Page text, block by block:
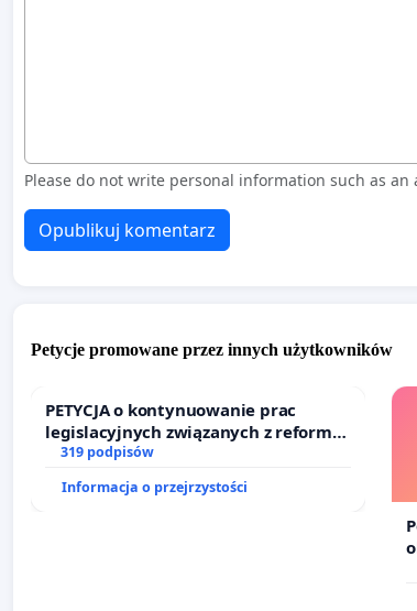
Please do not write personal information such as
Opublikuj komentarz
Petycje promowane przez innych użytkowników
PETYCJA o kontynuowanie prac
legislacyjnych związanych z reformą
prawa rodzinnego
319 podpisów
Informacja o przejrzystości